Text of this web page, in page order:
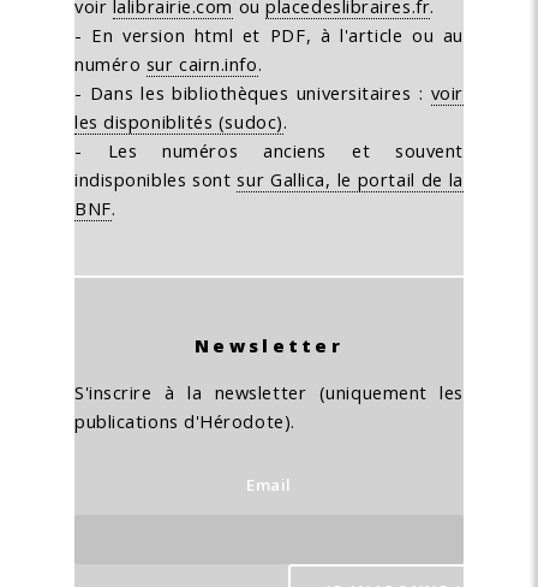
voir lalibrairie.com ouplacedeslibraires.fr.
- En version html et PDF, à l'article ou au
numéro sur cairn.info.
- Dans les bibliothèques universitaires : voir
les disponiblités (sudoc).
- Les numéros anciens et souvent
indisponibles sontsur Gallica, le portail de la
BNF.
Newsletter
S'inscrire à la newsletter (uniquement les
publications d'Hérodote).
Email